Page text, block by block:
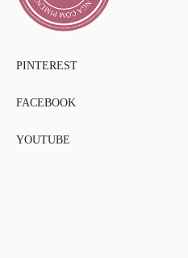
PINTEREST
FACEBOOK
YOUTUBE